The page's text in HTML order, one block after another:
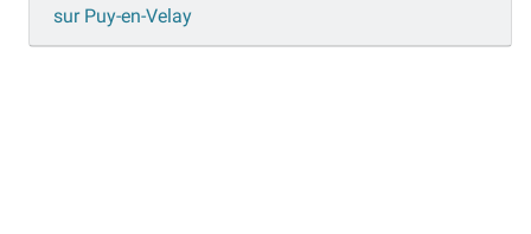
sur Puy-en-Velay